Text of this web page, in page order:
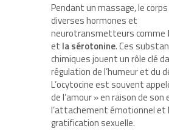
Pendant un massage, le
diverses hormones et
neurotransmetteurs comme
et la sérotonine. Ces
chimiques jouent un rôle clé
régulation de l’humeur et du
L’ocytocine est souvent
de l’amour » en raison de
l’attachement émotionnel et
gratification sexuelle.